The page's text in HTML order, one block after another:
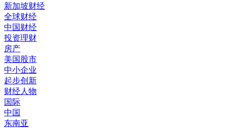
新加坡财经
全球财经
中国财经
投资理财
房产
美国股市
中小企业
起步创新
财经人物
国际
中国
东南亚